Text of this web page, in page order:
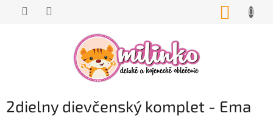
2dielny dievčenský komplet - Ema